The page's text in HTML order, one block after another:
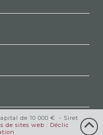
de 10 000 € - Siret
de sites web : Déclic